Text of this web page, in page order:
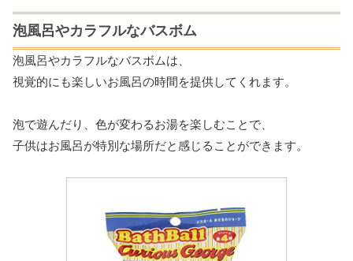
泡風呂やカラフルなバスボム
泡風呂やカラフルなバスボムは、
視覚的にも楽しいお風呂の時間を提供してくれます。
泡で遊んだり、色が変わるお湯を楽しむことで、
子供はお風呂が特別な場所だと感じることができます。